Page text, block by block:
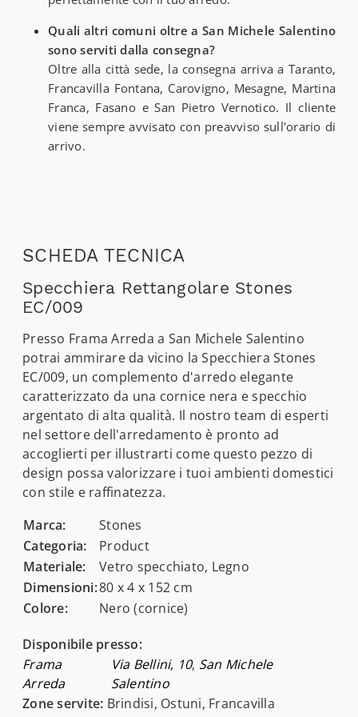
Quali altri comuni oltre a San Michele Salentino
sono serviti dalla consegna?
Oltre alla città sede, la consegna arriva a Taranto,
Francavilla Fontana, Carovigno, Mesagne, Martina
Franca, Fasano e San Pietro Vernotico. Il cliente
viene sempre avvisato con preavviso sull'orario di
arrivo.
SCHEDA TECNICA
Specchiera Rettangolare Stones
EC/009
Presso Frama Arreda a San Michele Salentino
potrai ammirare da vicino la Specchiera Stones
EC/009, un complemento d'arredo elegante
caratterizzato da una cornice nera e specchio
argentato di alta qualità. Il nostro team di esperti
nel settore dell'arredamento è pronto ad
accoglierti per illustrarti come questo pezzo di
design possa valorizzare i tuoi ambienti domestici
con stile e raffinatezza.
Marca:
Stones
Categoria:
Product
Materiale:
Vetro specchiato, Legno
Dimensioni:80 x 4 x 152 cm
Colore:
Nero (cornice)
Disponibile presso:
Frama
Arreda
Via Bellini, 10, San Michele
Salentino
Zone servite: Brindisi, Ostuni, Francavilla